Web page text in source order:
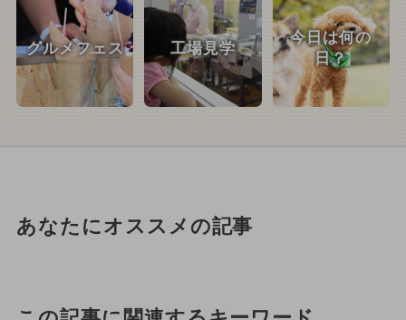
グルメフェス 工場見学
今日は何の
日？
あなたにオススメの記事